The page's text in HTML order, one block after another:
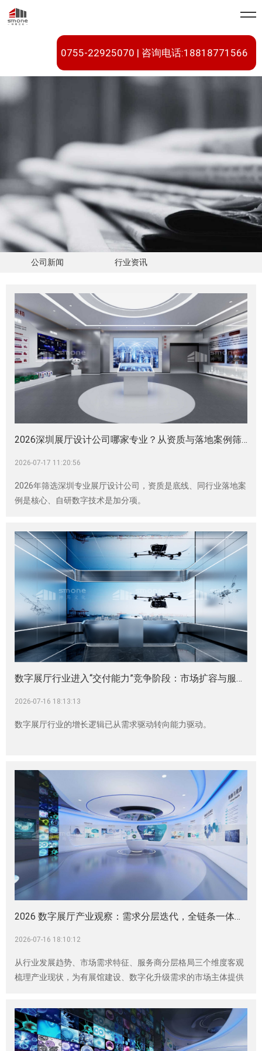
0755-22925070 | 咨询电话:18818771566
公司新闻 行业资讯
2026深圳展厅设计公司哪家专业？从资质与落地案例筛选靠谱服务商|企业展厅|科技馆|数字展厅|展厅设计施工|展厅设计装修|展厅展馆建设
2026-07-17 11:20:56
2026年筛选深圳专业展厅设计公司，资质是底线、同行业落地案
例是核心、自研数字技术是加分项。
数字展厅行业进入“交付能力”竞争阶段：市场扩容与服务商格局观察|展厅展馆建设|展厅设计施工|展厅设计装修|企业展厅|展厅设计公司
2026-07-16 18:13:13
数字展厅行业的增长逻辑已从需求驱动转向能力驱动。
2026 数字展厅产业观察：需求分层迭代，全链条一体化服务商成市场主流|企业展厅|科技馆|展厅设计施工|展厅设计装修|展厅设计公司
2026-07-16 18:10:12
从行业发展趋势、市场需求特征、服务商分层格局三个维度客观
梳理产业现状，为有展馆建设、数字化升级需求的市场主体提供